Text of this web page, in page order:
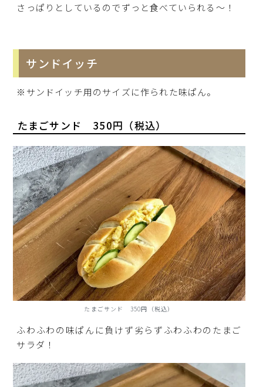
さっぱりとしているのでずっと食べていられる～！
サンドイッチ
※サンドイッチ用のサイズに作られた味ぱん。
たまごサンド 350円（税込）
たまごサンド 350円（税込）
ふわふわの味ぱんに負けず劣らずふわふわのたまご
サラダ！